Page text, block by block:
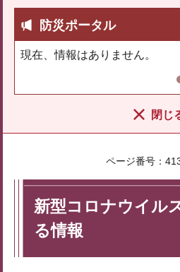
防災ポータル
現在、情報はありません。
閉じ
ページ番号：
新型コロナウイル
る情報